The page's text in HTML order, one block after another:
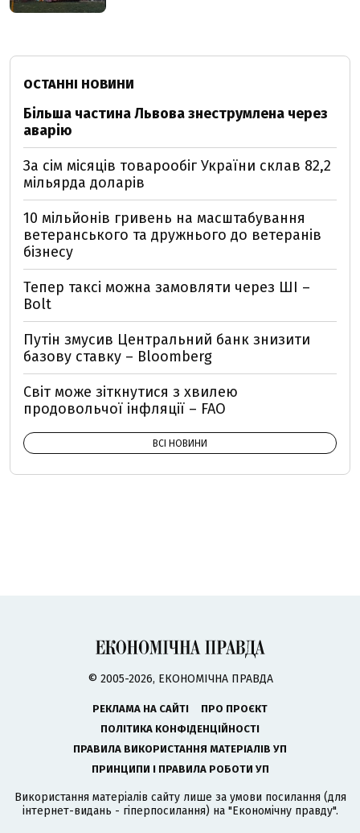
ОСТАННІ НОВИНИ
Більша частина Львова знеструмлена через
аварію
За сім місяців товарообіг України склав 82,2
мільярда доларів
10 мільйонів гривень на масштабування
ветеранського та дружнього до ветеранів
бізнесу
Тепер таксі можна замовляти через ШІ –
Bolt
Путін змусив Центральний банк знизити
базову ставку – Bloomberg
Світ може зіткнутися з хвилею
продовольчої інфляції – FAO
ВСІ НОВИНИ
© 2005-2026, ЕКОНОМІЧНА ПРАВДА
РЕКЛАМА НА САЙТІ
ПРО ПРОЄКТ
ПОЛІТИКА КОНФІДЕНЦІЙНОСТІ
ПРАВИЛА ВИКОРИСТАННЯ МАТЕРІАЛІВ УП
ПРИНЦИПИ І ПРАВИЛА РОБОТИ УП
Використання матеріалів сайту лише за умови посилання (для
інтернет-видань - гіперпосилання) на "Економічну правду".